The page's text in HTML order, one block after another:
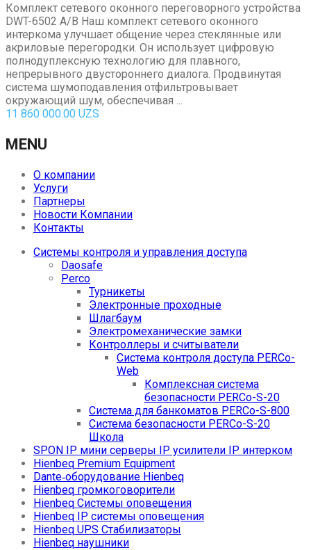
Комплект сетевого оконного переговорного устройства
DWT-6502 A/B Наш комплект сетевого оконного
интеркома улучшает общение через стеклянные или
акриловые перегородки. Он использует цифровую
полнодуплексную технологию для плавного,
непрерывного двустороннего диалога. Продвинутая
система шумоподавления отфильтровывает
окружающий шум, обеспечивая ...
11 860 000.00 UZS
MENU
О компании
Услуги
Партнеры
Новости Компании
Контакты
Системы контроля и управления доступа
Daosafe
Perco
Турникеты
Электронные проходные
Шлагбаум
Электромеханические замки
Контроллеры и считыватели
Система контроля доступа PERCo-
Web
Комплексная система
безопасности PERCo-S-20
Система для банкоматов PERCo-S-800
Система безопасности PERCo-S-20
Школа
SPON IP мини серверы IP усилители IP интерком
Hienbeq Premium Equipment
Dante‑оборудование Hienbeq
Hienbeq громкоговорители
Hienbeq Системы оповещения
Hienbeq IP системы оповещения
Hienbeq UPS Стабилизаторы
Hienbeq наушники